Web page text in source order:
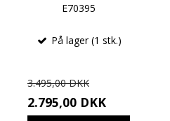
E70395
På lager (1 stk.)
3.495,00 DKK
2.795,00 DKK